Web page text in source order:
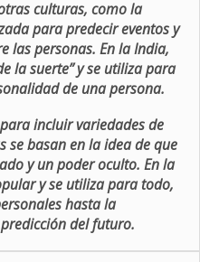
culturas, como la
para predecir eventos y
las personas. En la India,
la suerte” y se utiliza para
de una persona.
incluir variedades de
se basan en la idea de que
y un poder oculto. En la
y se utiliza para todo,
hasta la
del futuro.